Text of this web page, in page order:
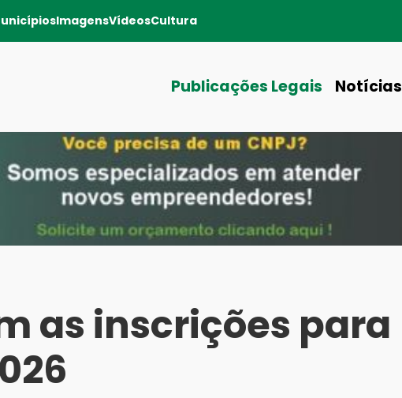
ImagensVídeosCultura
Publicações Legais Notícias
as inscrições para